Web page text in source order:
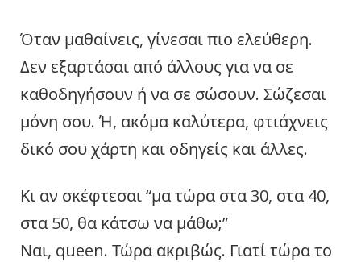
Όταν μαθαίνεις, γίνεσαι πιο ελεύθερη.
Δεν εξαρτάσαι από άλλους για να σε
καθοδηγήσουν ή να σε σώσουν. Σώζεσαι
μόνη σου. Ή, ακόμα καλύτερα, φτιάχνεις
δικό σου χάρτη και οδηγείς και άλλες.
Κι αν σκέφτεσαι “μα τώρα στα 30, στα 40,
στα 50, θα κάτσω να μάθω;”
Ναι, queen. Τώρα ακριβώς. Γιατί τώρα το